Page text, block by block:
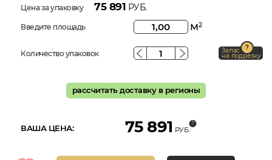
Цена за упаковку 75 891 РУБ.
Введите площадь м2
Количество упаковок Запас
на подрезку
рассчитать доставку в регионы
ВАША ЦЕНА: 75 891 РУБ.